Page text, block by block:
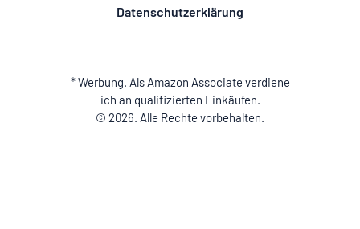
Datenschutzerklärung
* Werbung. Als Amazon Associate verdiene
ich an qualifizierten Einkäufen.
© 2026. Alle Rechte vorbehalten.